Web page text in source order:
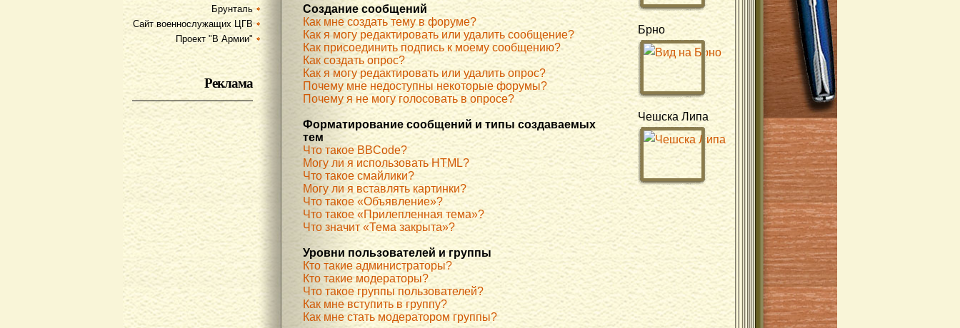
Брунталь
Сайт военнослужащих ЦГВ
Проект "В Армии"
Реклама
Создание сообщений
Как мне создать тему в форуме?
Как я могу редактировать или удалить сообщение?
Как присоединить подпись к моему сообщению?
Как создать опрос?
Как я могу редактировать или удалить опрос?
Почему мне недоступны некоторые форумы?
Почему я не могу голосовать в опросе?
Форматирование сообщений и типы создаваемых
тем
Что такое BBCode?
Могу ли я использовать HTML?
Что такое смайлики?
Могу ли я вставлять картинки?
Что такое «Объявление»?
Что такое «Прилепленная тема»?
Что значит «Тема закрыта»?
Уровни пользователей и группы
Кто такие администраторы?
Кто такие модераторы?
Что такое группы пользователей?
Как мне вступить в группу?
Как мне стать модератором группы?
Брно
Чешска Липа